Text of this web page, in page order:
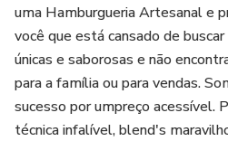
uma Hamburgueria Artesanal e
você que está cansado de
únicas e saborosas e não
para a família ou para vendas.
sucesso por umpreço acessível.
técnica infalível, blend's